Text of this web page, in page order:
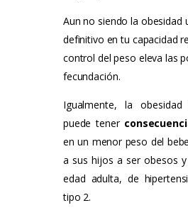
Aun no siendo la obesidad
definitivo en tu capacidad
control del peso eleva las
fecundación.
Igualmente, la
puede tener
en un menor peso del
a sus hijos a ser obesos
edad adulta, de
tipo 2.